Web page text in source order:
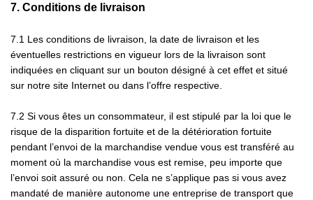
7. Conditions de livraison
7.1 Les conditions de livraison, la date de livraison et les
éventuelles restrictions en vigueur lors de la livraison sont
indiquées en cliquant sur un bouton désigné à cet effet et situé
sur notre site Internet ou dans l’offre respective.
7.2 Si vous êtes un consommateur, il est stipulé par la loi que le
risque de la disparition fortuite et de la détérioration fortuite
pendant l’envoi de la marchandise vendue vous est transféré au
moment où la marchandise vous est remise, peu importe que
l’envoi soit assuré ou non. Cela ne s’applique pas si vous avez
mandaté de manière autonome une entreprise de transport que